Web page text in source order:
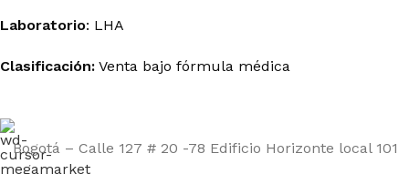
Laboratorio: LHA
Clasificación: Venta bajo fórmula médica
Bogotá – Calle 127 # 20 -78 Edificio Horizonte local 101